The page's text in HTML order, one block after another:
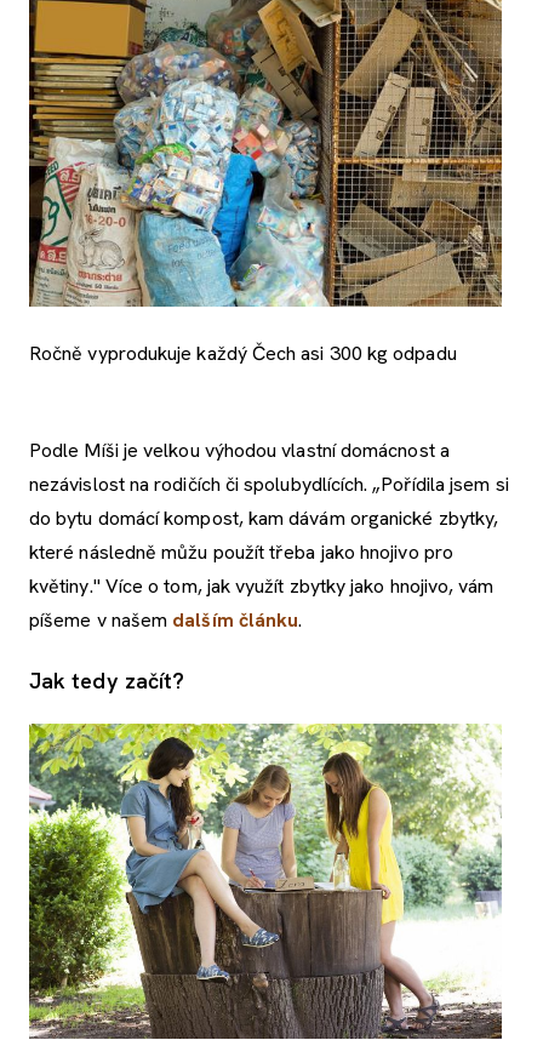
Ročně vyprodukuje každý Čech asi 300 kg odpadu
Podle Míši je velkou výhodou vlastní domácnost a
nezávislost na rodičích či spolubydlících. „Pořídila jsem si
do bytu domácí kompost, kam dávám organické zbytky,
které následně můžu použít třeba jako hnojivo pro
květiny." Více o tom, jak využít zbytky jako hnojivo, vám
píšeme v našem dalším článku.
Jak tedy začít?